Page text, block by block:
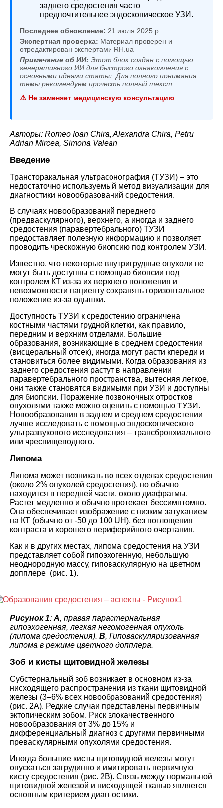
заднего средостения часто
предпочтительнее эндоскопическое УЗИ.
Последнее обновление: 21 июля 2025 р.
Экспертная проверка: Материал проверен и
отредактирован экспертами RH.ua
Примечание об ИИ: Этот блок создан с помощью
генеративного ИИ для быстрого ознакомления с
основными идеями статьи. Для полного понимания
темы рекомендуем прочесть полный текст.
⚠️ Не заменяет медицинскую консультацию
Авторы: Romeo Ioan Chira, Alexandra Chira, Petru
Adrian Mircea, Simona Valean
Введение
Трансторакальная ультрасонография (ТУЗИ) – это
недостаточно используемый метод визуализации для
диагностики новообразований средостения.
В случаях новообразований переднего
(предваскулярного), верхнего, а иногда и заднего
средостения (паравертебрального) ТУЗИ
предоставляет полезную информацию и позволяет
проводить чрескожную биопсию под контролем УЗИ.
Известно, что некоторые внутригрудные опухоли не
могут быть доступны с помощью биопсии под
контролем КТ из-за их верхнего положения и
невозможности пациенту сохранять горизонтальное
положение из-за одышки.
Доступность ТУЗИ к средостению ограничена
костными частями грудной клетки, как правило,
передним и верхним отделами. Большие
образования, возникающие в среднем средостении
(висцеральный отсек), иногда могут расти кпереди и
становиться более видимыми. Когда образования из
заднего средостения растут в направлении
паравертебрального пространства, вытесняя легкое,
они также становятся видимыми при УЗИ и доступны
для биопсии. Поражение позвоночных отростков
опухолями также можно оценить с помощью ТУЗИ.
Новообразования в заднем и среднем средостении
лучше исследовать с помощью эндоскопического
ультразвукового исследования – трансбронхиального
или чреспищеводного.
Липома
Липома может возникать во всех отделах средостения
(около 2% опухолей средостения), но обычно
находится в передней части, около диафрагмы.
Растет медленно и обычно протекает бессимптомно.
Она обеспечивает изображение с низким затуханием
на КТ (обычно от -50 до 100 UH), без поглощения
контраста и хорошего периферийного очертания.
Как и в других местах, липома средостения на УЗИ
представляет собой гипоэхогенную, небольшую
неоднородную массу, гиповаскулярную на цветном
допплере (рис. 1).
Рисунок 1: A, правая парастернальная
гипоэхогенная, легкая негомогенная опухоль
(липома средостения). B, Гиповаскуляризованная
липома в режиме цветного допплера.
Зоб и кисты щитовидной железы
Субстернальный зоб возникает в основном из-за
нисходящего распространения из ткани щитовидной
железы (3–6% всех новообразований средостения)
(рис. 2A). Редкие случаи представлены первичным
эктопическим зобом. Риск злокачественного
новообразования от 3% до 15% и
дифференциальный диагноз с другими первичными
преваскулярными опухолями средостения.
Иногда большие кисты щитовидной железы могут
опускаться загрудинно и имитировать первичную
кисту средостения (рис. 2B). Связь между нормальной
щитовидной железой и нисходящей тканью является
основным критерием диагностики.